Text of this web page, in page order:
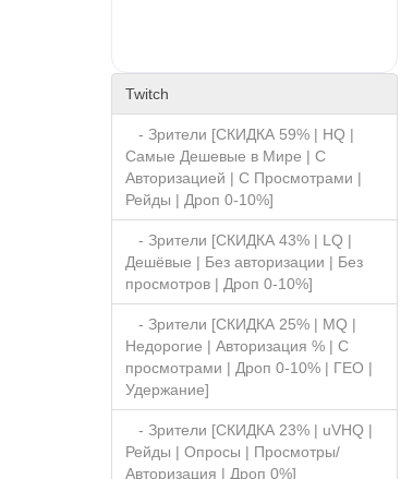
Twitch
- Зрители [СКИДКА 59% | HQ |
Самые Дешевые в Мире | С
Авторизацией | С Просмотрами |
Рейды | Дроп 0-10%]
- Зрители [СКИДКА 43% | LQ |
Дешёвые | Без авторизации | Без
просмотров | Дроп 0-10%]
- Зрители [СКИДКА 25% | MQ |
Недорогие | Авторизация % | С
просмотрами | Дроп 0-10% | ГЕО |
Удержание]
- Зрители [СКИДКА 23% | uVHQ |
Рейды | Опросы | Просмотры/
Авторизация | Дроп 0%]